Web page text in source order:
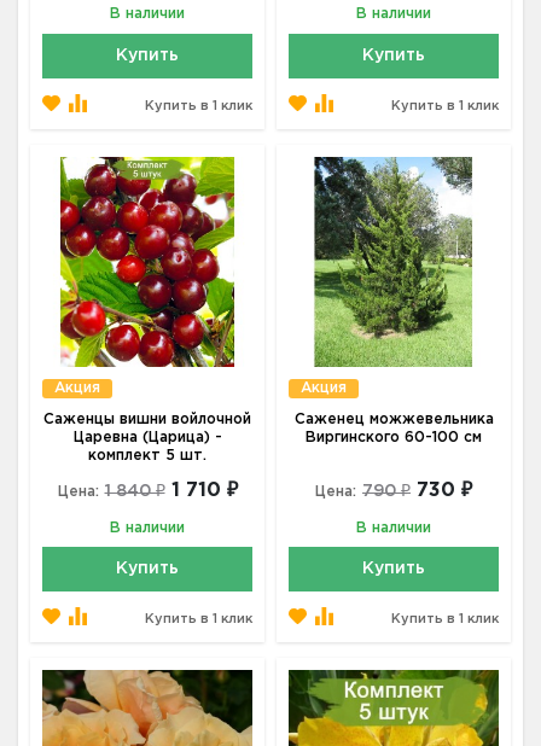
В наличии
Купить
Купить в 1 клик
В наличии
Купить
Купить в 1 клик
Акция
Саженцы вишни войлочной
Царевна (Царица) -
комплект 5 шт.
Цена: 1 840 ₽ 1 710 ₽
В наличии
Купить
Купить в 1 клик
Акция
Саженец можжевельника
Виргинского 60-100 см
Цена: 790 ₽ 730 ₽
В наличии
Купить
Купить в 1 клик